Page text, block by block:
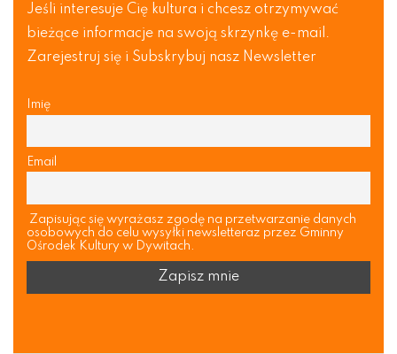
Jeśli interesuje Cię kultura i chcesz otrzymywać
bieżące informacje na swoją skrzynkę e-mail.
Zarejestruj się i Subskrybuj nasz Newsletter
Imię
Email
Zapisując się wyrażasz zgodę na przetwarzanie danych
osobowych do celu wysyłki newsletteraz przez Gminny
Ośrodek Kultury w Dywitach.